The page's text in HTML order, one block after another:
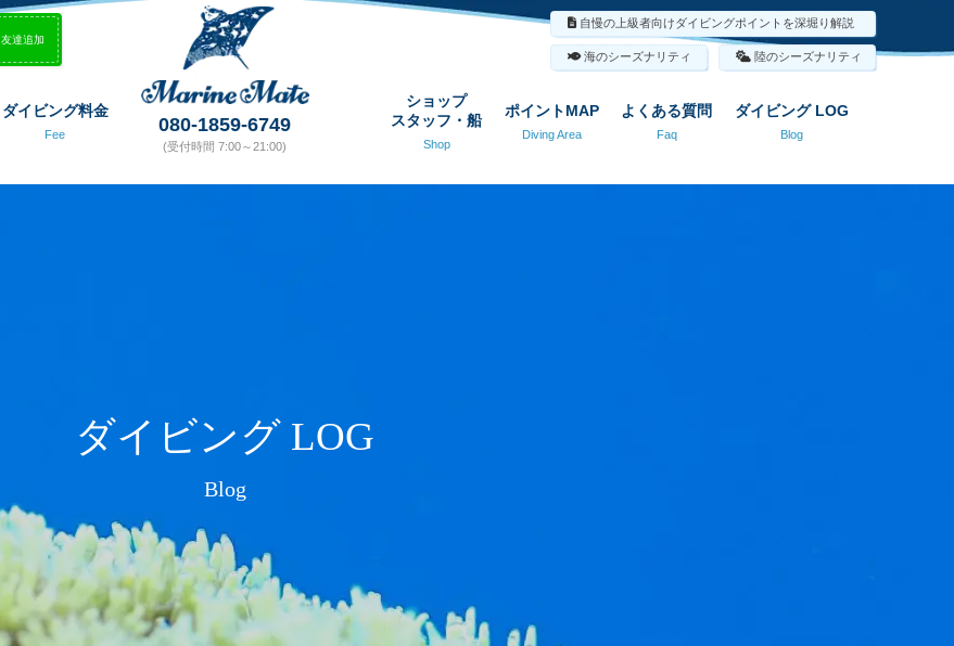
080-1859-6749
(受付時間 7:00～21:00)
ダイビング料金
Fee
ショップ
スタッフ・船
Shop
ポイントMAP
Diving Area
よくある質問
Faq
ダイビング LOG
Blog
自慢の上級者向けダイビングポイントを深堀り解説
海のシーズナリティ 陸のシーズナリティ
友達追加
ダイビング LOG
Blog